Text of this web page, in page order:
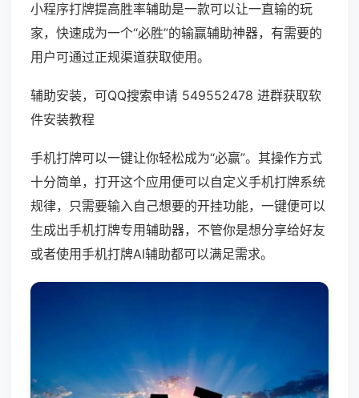
小程序打牌提高胜率辅助是一款可以让一直输的玩
家，快速成为一个“必胜”的输赢辅助神器，有需要的
用户可通过正规渠道获取使用。
辅助安装，可QQ搜索申请 549552478 进群获取软
件安装教程
手机打牌可以一键让你轻松成为“必赢”。其操作方式
十分简单，打开这个应用便可以自定义手机打牌系统
规律，只需要输入自己想要的开挂功能，一键便可以
生成出手机打牌专用辅助器，不管你是想分享给好友
或者使用手机打牌AI辅助都可以满足需求。